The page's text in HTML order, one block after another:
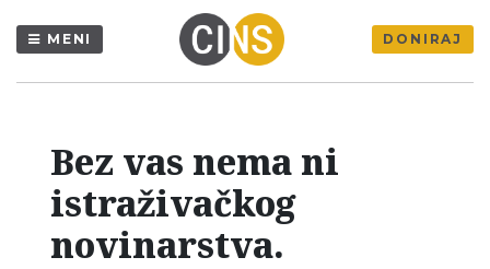
MENI DONIRAJ
Bez vas nema ni
istraživačkog
novinarstva.